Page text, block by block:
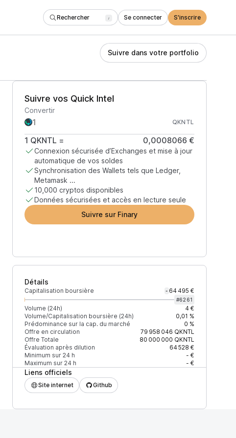
Rechercher / Se connecter S'inscrire
Suivre dans votre portfolio
Suivre vos Quick Intel
Convertir
QKNTL
1 QKNTL = 0,0008066 €
Connexion sécurisée d’Exchanges et mise à jour
automatique de vos soldes
Synchronisation des Wallets tels que Ledger,
Metamask ...
10,000 cryptos disponibles
Données sécurisées et accès en lecture seule
Suivre sur Finary
Détails
Capitalisation boursière - 64 495 €
#6261
Volume (24h)
4 €
Volume/Capitalisation boursière (24h)
0,01 %
Prédominance sur la cap. du marché
0 %
Offre en circulation
79 958 046 QKNTL
Offre Totale
80 000 000 QKNTL
Évaluation après dilution
64 528 €
Minimum sur 24 h
- €
Maximum sur 24 h
- €
Liens officiels
Site internet Github